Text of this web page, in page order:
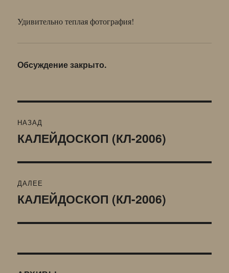
Удивительно теплая фотография!
Обсуждение закрыто.
по
НАЗАД
Предыдущая
КАЛЕЙДОСКОП (КЛ-2006)
ДАЛЕЕ
Следующая
КАЛЕЙДОСКОП (КЛ-2006)